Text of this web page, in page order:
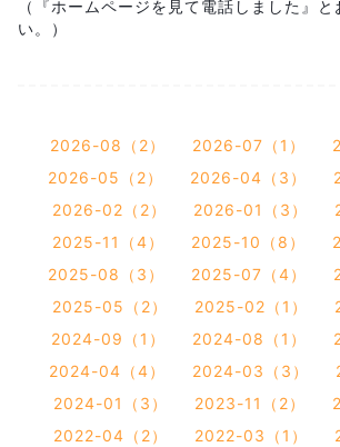
（『ホームページを見て電話しました』と
い。）
2026-08（2） 2026-07（1）
2026-05（2）
2026-04（3）
2026-02（2）
2026-01（3）
2025-11（4）
2025-10（8）
2025-08（3）
2025-07（4）
2025-05（2）
2025-02（1）
2024-09（1）
2024-08（1）
2024-04（4）
2024-03（3）
2024-01（3）
2023-11（2）
2022-04（2）
2022-03（1）